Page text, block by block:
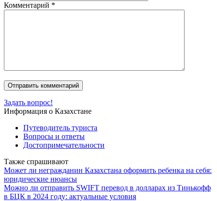
Комментарий *
Задать вопрос!
Информация о Казахстане
Путеводитель туриста
Вопросы и ответы
Достопримечательности
Также спрашивают
Может ли негражданин Казахстана оформить ребенка на себя:
юридические нюансы
Можно ли отправить SWIFT перевод в долларах из Тинькофф
в БЦК в 2024 году: актуальные условия